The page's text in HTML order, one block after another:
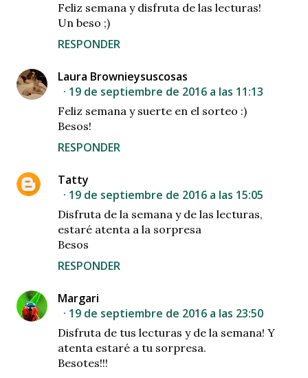
Feliz semana y disfruta de las lecturas!
Un beso ;)
RESPONDER
Laura Brownieysuscosas
19 de septiembre de 2016 a las 11:13
Feliz semana y suerte en el sorteo :)
Besos!
RESPONDER
Tatty
19 de septiembre de 2016 a las 15:05
Disfruta de la semana y de las lecturas,
estaré atenta a la sorpresa
Besos
RESPONDER
Margari
19 de septiembre de 2016 a las 23:50
Disfruta de tus lecturas y de la semana! Y
atenta estaré a tu sorpresa.
Besotes!!!